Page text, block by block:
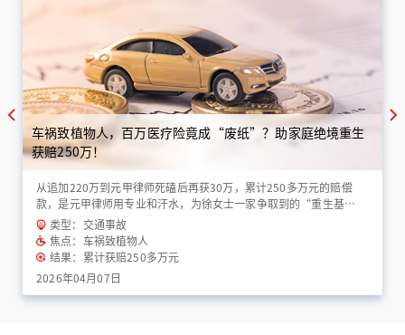
车祸致植物人，百万医疗险竟成“废纸”？助家庭绝境重生
获赔250万！
从追加220万到元甲律师死磕后再获30万，累计250多万元的赔偿
款，是元甲律师用专业和汗水，为徐女士一家争取到的“重生基
金”！
类型：交通事故
焦点：车祸致植物人
结果：累计获赔250多万元
2026年04月07日